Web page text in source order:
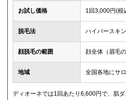
お試し価格 1回3,000円(税
脱毛法 ハイパースキ
顔脱毛の範囲 顔全体（眉毛
地域 全国各地にサ
ディオーネでは1回あたり6,600円で、肌